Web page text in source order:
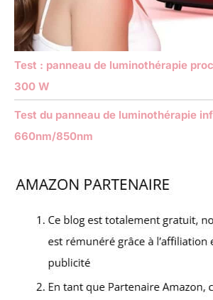
Test : panneau de luminothérapie
300 W
Test du panneau de luminothérapie
660nm/850nm